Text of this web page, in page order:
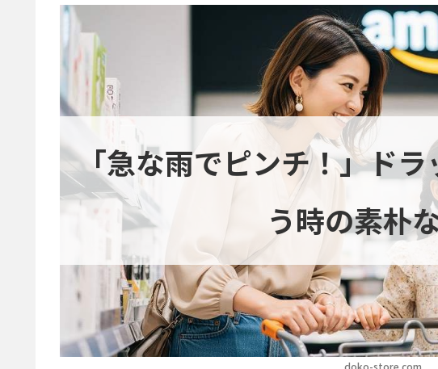
doko-store.com
「急な雨でピンチ！」ド
う時の素朴